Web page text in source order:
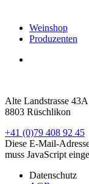
Weinshop
Produzenten
Alte Landstrasse 43A
8803 Rüschlikon
+41 (0)79 408 92 45
Diese E-Mail-
muss JavaScript
Datenschutz